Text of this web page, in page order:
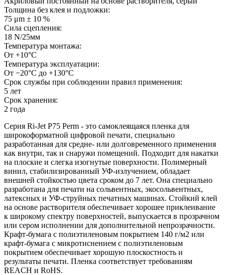
Толщина без клея и подложки:
75 μm ± 10 %
Сила сцепления:
18 N/25мм
Температура монтажа:
От +10°С
Температура эксплуатации:
От −20°С до +130°С
Срок службы при соблюдении правил применения:
5 лет
Срок хранения:
2 года
Серия Ri-Jet P75 Perm - это самоклеящаяся пленка для
широкоформатной цифровой печати, специально
разработанная для средне- или долговременного применения
как внутри, так и снаружи помещений. Подходит для накатки
на плоские и слегка изогнутые поверхности. Полимерный
винил, стабилизированный УФ-излучением, обладает
внешней стойкостью цвета сроком до 7 лет. Она специально
разработана для печати на сольвентных, экосольвентных,
латексных и УФ-струйных печатных машинах. Стойкий клей
на основе растворителя обеспечивает хорошее приклеивание
к широкому спектру поверхностей, выпускается в прозрачном
или сером исполнении для дополнительной непрозрачности.
Крафт-бумага с полиэтиленовым покрытием 140 г/м2 или
крафт-бумага с микротиснением с полиэтиленовым
покрытием обеспечивает хорошую плоскостность и
результаты печати. Пленка соответствует требованиям
REACH и RoHS.